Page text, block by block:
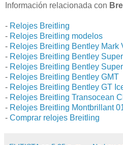
Información relacionada con
- Relojes Breitling
- Relojes Breitling modelos
- Relojes Breitling Bentley Mark
- Relojes Breitling Bentley
- Relojes Breitling Bentley
- Relojes Breitling Bentley GMT
- Relojes Breitling Bentley GT
- Relojes Breitling Transocean
- Relojes Breitling Montbrillant
- Comprar relojes Breitling